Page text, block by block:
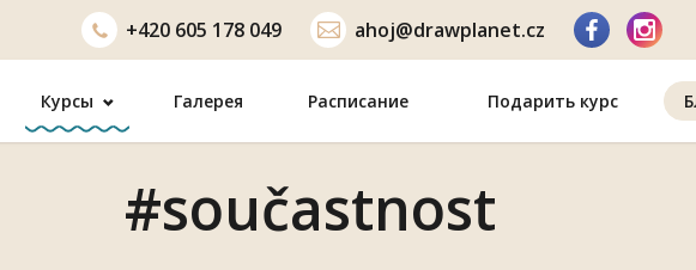
+420 605 178 049 ahoj@drawplanet.cz
Курсы Галерея Расписание Подарить курс
#součastnost